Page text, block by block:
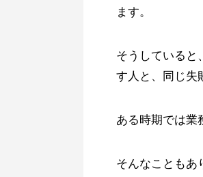
ます。
そうしていると
す人と、同じ失
ある時期では業
そんなこともあ